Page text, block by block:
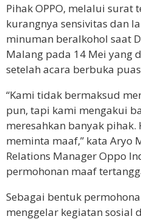
Pihak OPPO, melalui surat
kurangnya sensivitas dan
minuman beralkohol saat
Malang pada 14 Mei yang
setelah acara berbuka
“Kami tidak bermaksud
pun, tapi kami mengakui
meresahkan banyak
meminta maaf,” kata Aryo
Relations Manager Oppo
permohonan maaf
Sebagai bentuk
menggelar kegiatan sosial